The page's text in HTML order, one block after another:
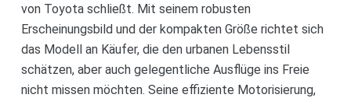
von Toyota schließt. Mit seinem robusten
Erscheinungsbild und der kompakten Größe richtet sich
das Modell an Käufer, die den urbanen Lebensstil
schätzen, aber auch gelegentliche Ausflüge ins Freie
nicht missen möchten. Seine effiziente Motorisierung,